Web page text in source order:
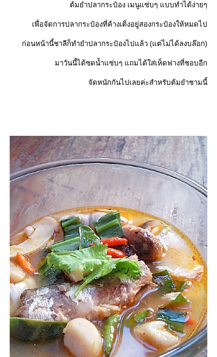
ต้มยำปลากระป๋อง เมนูแซ่บๆ แบบทำได้ง่ายๆ
เพื่อจัดการปลากระป๋องที่ค้างเติ่งอยู่สองกระป๋องให้หมดไป
ก่อนหน้านี้ชาลีก็ทำยำปลากระป๋อ​งไปแล้ว (แต่ไม่ได้ลงบล๊อก)
มาวันนี้ได้ซดน้ำแซ่บๆ แถมได้ใส่เห็ดฟางที่ชอบอีก
จัดหนักกันไปเลยค่ะสำหรับต้​มยำชามนี้